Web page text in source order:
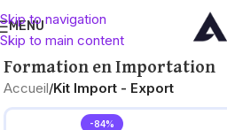
Skip to navigation
Skip to main content
MENU
Formation en Importation
Accueil Kit Import - Export
-84%